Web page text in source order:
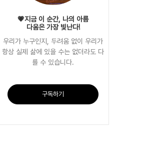
💗지금 이 순간, 나의 아름
다움은 가장 빛난다!
우리가 누구인지, 두려움 없이 우리가
항상 실제 삶에 있을 수는 없더라도 다
를 수 있습니다.
구독하기